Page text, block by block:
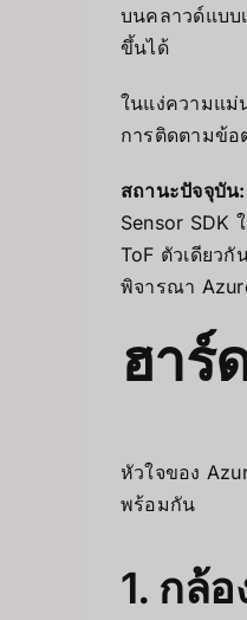
บนคลาวด์แบบ
ขึ้นได้
ในแง่ความแม่
การติดตามข้อ
สถานะปัจจุบัน:
Sensor SDK
ToF ตัวเดียว
พิจารณา
ฮาร์
หัวใจของ
พร้อมกัน
1. กล้